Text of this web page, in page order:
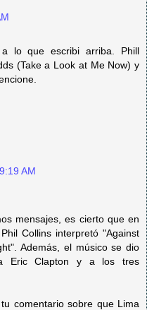
lo que escribi arriba. Phill
(Take a Look at Me Now) y
AM
mensajes, es cierto que en
Collins interpretó "Against
Además, el músico se dio
Eric Clapton y a los tres
comentario sobre que Lima